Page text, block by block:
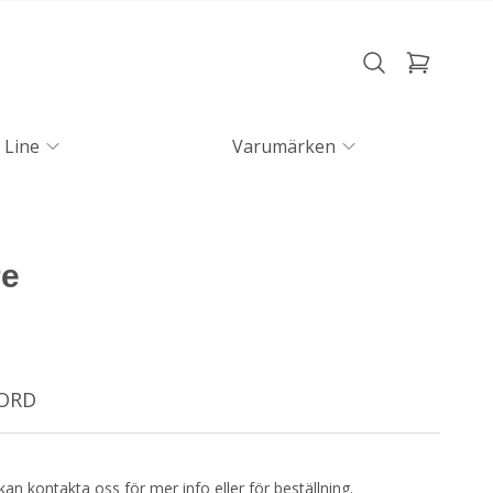
Line Varumärken
kontakta oss för mer info eller för beställning.